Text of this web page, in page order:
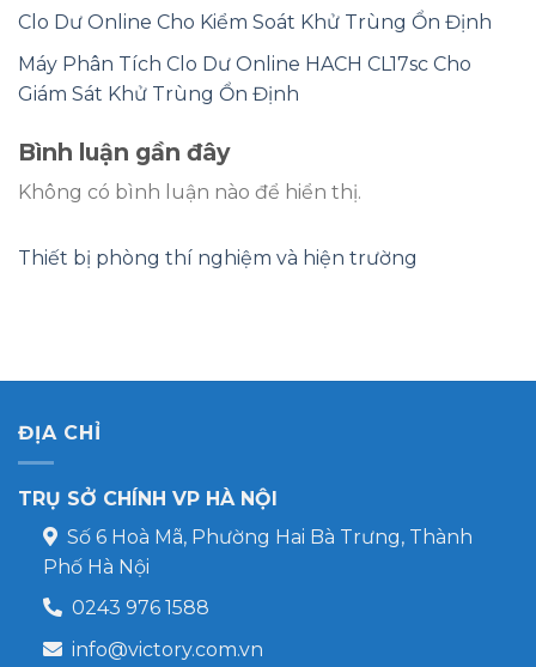
Clo Dư Online Cho Kiểm Soát Khử Trùng Ổn Định
Máy Phân Tích Clo Dư Online HACH CL17sc Cho
Giám Sát Khử Trùng Ổn Định
Bình luận gần đây
Không có bình luận nào để hiển thị.
Thiết bị phòng thí nghiệm và hiện trường
ĐỊA CHỈ
TRỤ SỞ CHÍNH VP HÀ NỘI
Số 6 Hoà Mã, Phường Hai Bà Trưng, Thành
Phố Hà Nội
0243 976 1588
info@victory.com.vn